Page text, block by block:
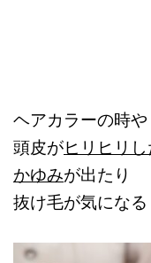
ヘアカラーの時
頭皮がヒリヒリし
かゆみが出たり
抜け毛が気になる